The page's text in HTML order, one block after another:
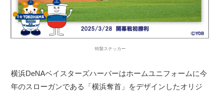
特製ステッカー
横浜DeNAベイスターズハーバーはホームユニフォームに今
年のスローガンである「横浜奪首」をデザインしたオリジ